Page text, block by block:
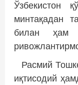
Ўзбекистон
минтақадан
билан ҳам
Расмий
иқтисодий